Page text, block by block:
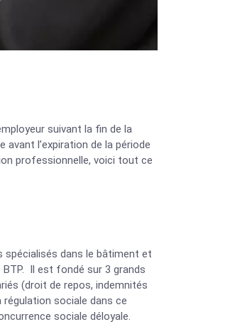
suivant la fin de la
l’expiration de la période
professionnelle, voici tout ce
dans le bâtiment et
BTP. Il est fondé sur 3 grands
(droit de repos, indemnités
régulation sociale dans ce
sociale déloyale.